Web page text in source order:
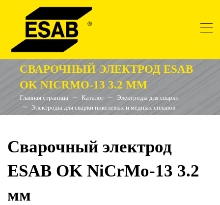
СВАРОЧНЫЙ ЭЛЕКТРОД ESAB
OK NICRMO-13 3.2 ММ
Главная страница Каталог
Электроды для сварки
Электроды для сварки никелевых и медных сплавов
Сварочный электрод
ESAB OK NiCrMo-13 3.2
мм